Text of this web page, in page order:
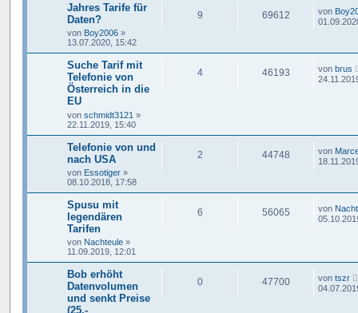
Jahres Tarife für
Daten?
von Boy2006 »
13.07.2020, 15:42
9 69612 von
Suche Tarif mit
Telefonie von
Österreich in die
EU
von schmidt3121 »
22.11.2019, 15:40
4 46193 von brus
Telefonie von und
nach USA
von Essotiger »
08.10.2018, 17:58
2 44748 von
Spusu mit
legendären
Tarifen
von Nachteule »
11.09.2019, 12:01
6 56065 von
Bob erhöht
Datenvolumen
und senkt Preise
(25,-
0 47700 von tszr